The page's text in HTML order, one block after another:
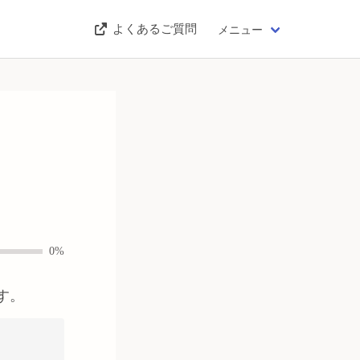
よくあるご質問 メニュー
0%